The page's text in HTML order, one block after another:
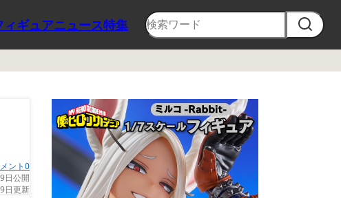
ィギュアニュース特集
ント0
日公開
日更新